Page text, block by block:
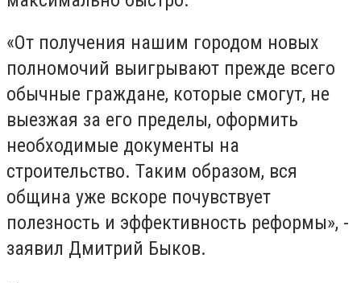
«От получения нашим городом новых
полномочий выигрывают прежде всего
обычные граждане, которые смогут, не
выезжая за его пределы, оформить
необходимые документы на
строительство. Таким образом, вся
община уже вскоре почувствует
полезность и эффективность реформы», -
заявил Дмитрий Быков.